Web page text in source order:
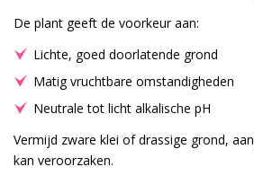
De plant geeft de voorkeur aan:
Lichte, goed doorlatende grond
Matig vruchtbare omstandigheden
Neutrale tot licht alkalische pH
Vermijd zware klei of drassige grond,
kan veroorzaken.